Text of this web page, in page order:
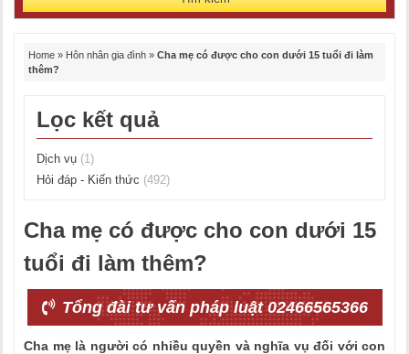
Home » Hôn nhân gia đình » Cha mẹ có được cho con dưới 15 tuổi đi làm
thêm?
Lọc kết quả
Dịch vụ (1)
Hỏi đáp - Kiến thức (492)
Cha mẹ có được cho con dưới 15
tuổi đi làm thêm?
Tổng đài tư vấn pháp luật 02466565366
Cha mẹ là người có nhiều quyền và nghĩa vụ đối với con